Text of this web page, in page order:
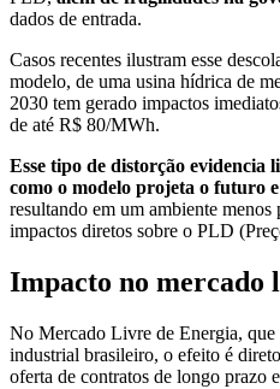
dados de entrada.
Casos recentes ilustram esse
modelo, de uma usina hídrica de
2030 tem gerado impactos
de até R$ 80/MWh.
Esse tipo de distorção evidencia
como o modelo projeta o futuro
resultando em um ambiente
impactos diretos sobre o PLD
Impacto no mercado
No Mercado Livre de Energia,
industrial brasileiro, o efeito é
oferta de contratos de longo prazo